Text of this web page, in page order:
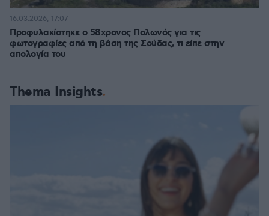
Προφυλακίστηκε ο 58χρονος Πολωνός για τις
φωτογραφίες από τη βάση της Σούδας, τι είπε στην
απολογία του
16.03.2026, 17:07
Thema Insights